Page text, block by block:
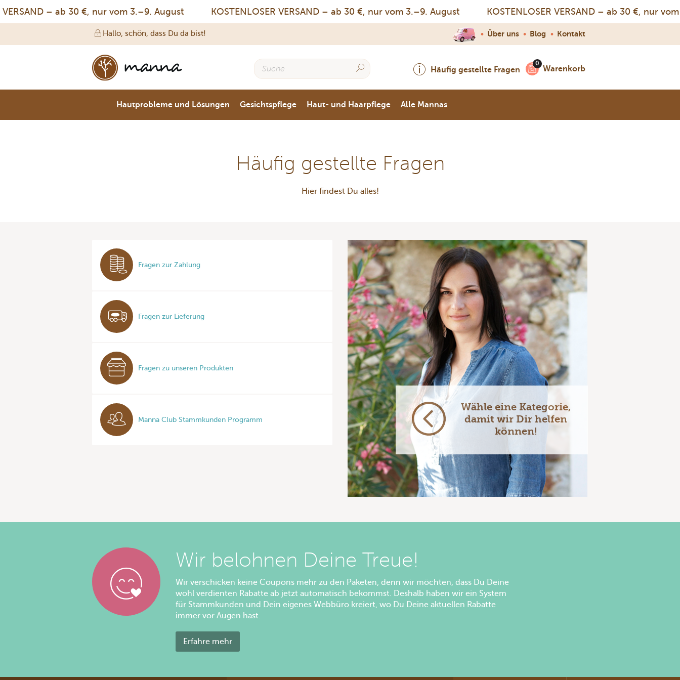
– ab 30 €, nur vom 3.–9. August KOSTENLOSER VERSAND – ab 30 €, nur vom 3.–9. August KOSTENLOSER VERSAND – ab 30 €, nur vom
Hallo, schön, dass Du da bist! • Über uns • Blog • Kontakt
Häufig gestellte Fragen Warenkorb
Hautprobleme und Lösungen Gesichtspflege Haut- und Haarpflege Alle Mannas
Häufig gestellte Fragen
Hier findest Du alles!
Fragen zur Zahlung
Fragen zur Lieferung
Fragen zu unseren Produkten
Manna Club Stammkunden Programm
Wähle eine Kategorie,
damit wir Dir helfen
können!
Wir belohnen Deine Treue!
Wir verschicken keine Coupons mehr zu den Paketen, denn wir möchten, dass Du Deine
wohl verdienten Rabatte ab jetzt automatisch bekommst. Deshalb haben wir ein System
für Stammkunden und Dein eigenes Webbüro kreiert, wo Du Deine aktuellen Rabatte
immer vor Augen hast.
Erfahre mehr